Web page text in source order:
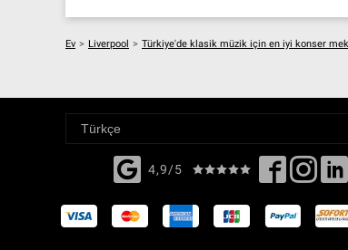
Ev > Liverpool > Türkiye'de klasik müzik için en iyi konser
4,9/5